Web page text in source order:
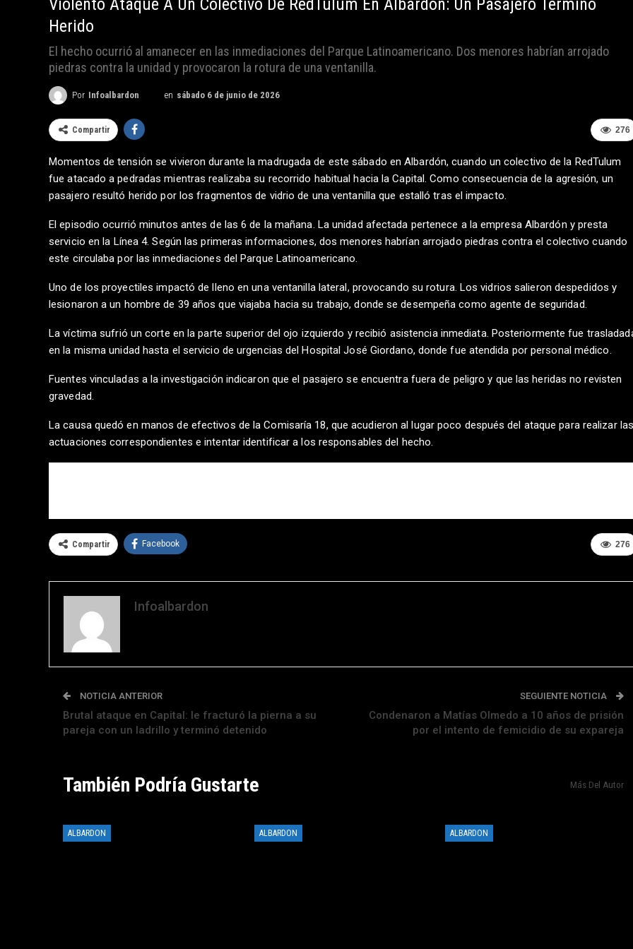
Violento Ataque A Un Colectivo De RedTulum En Albardón: Un Pasajero Terminó
Herido
El hecho ocurrió al amanecer en las inmediaciones del Parque Latinoamericano. Dos menores habrían arrojado
piedras contra la unidad y provocaron la rotura de una ventanilla.
Por Infoalbardon en sábado 6 de junio de 2026
276
Compartir
Momentos de tensión se vivieron durante la madrugada de este sábado en Albardón, cuando un colectivo de la RedTulum
fue atacado a pedradas mientras realizaba su recorrido habitual hacia la Capital. Como consecuencia de la agresión, un
pasajero resultó herido por los fragmentos de vidrio de una ventanilla que estalló tras el impacto.
El episodio ocurrió minutos antes de las 6 de la mañana. La unidad afectada pertenece a la empresa Albardón y presta
servicio en la Línea 4. Según las primeras informaciones, dos menores habrían arrojado piedras contra el colectivo cuando
este circulaba por las inmediaciones del Parque Latinoamericano.
Uno de los proyectiles impactó de lleno en una ventanilla lateral, provocando su rotura. Los vidrios salieron despedidos y
lesionaron a un hombre de 39 años que viajaba hacia su trabajo, donde se desempeña como agente de seguridad.
La víctima sufrió un corte en la parte superior del ojo izquierdo y recibió asistencia inmediata. Posteriormente fue
en la misma unidad hasta el servicio de urgencias del Hospital José Giordano, donde fue atendida por personal médico.
Fuentes vinculadas a la investigación indicaron que el pasajero se encuentra fuera de peligro y que las heridas no revisten
gravedad.
La causa quedó en manos de efectivos de la Comisaría 18, que acudieron al lugar poco después del ataque para realizar
actuaciones correspondientes e intentar identificar a los responsables del hecho.
276
Compartir Facebook
Infoalbardon
NOTICIA ANTERIOR
Brutal ataque en Capital: le fracturó la pierna a su
pareja con un ladrillo y terminó detenido
SEGUIENTE NOTICIA
Condenaron a Matías Olmedo a 10 años de prisión
por el intento de femicidio de su expareja
También Podría Gustarte Más Del Autor
ALBARDON ALBARDON ALBARDON